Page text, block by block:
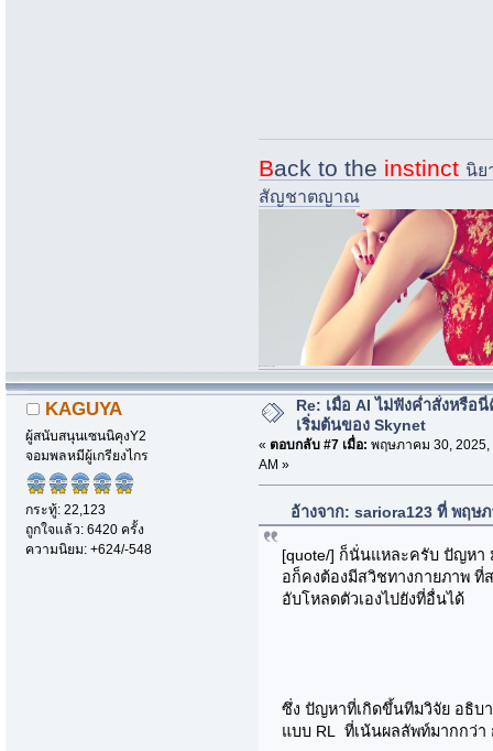
Back to the instinct นิย
สัญชาตญาณ
KAGUYA
ผู้สนับสนุนเซนนิคุงY2
จอมพลหมีผู้เกรียงไกร
กระทู้: 22,123
ถูกใจแล้ว: 6420 ครั้ง
ความนิยม: +624/-548
Re: เมื่อ AI ไม่ฟังค่ำสั่งหรือ
เริ่มต้นของ Skynet
« ตอบกลับ #7 เมื่อ: พฤษภาคม 30, 2025,
AM »
อ้างจาก: sariora123 ที่ พฤษ
[quote/] ก็นั่นแหละครับ ปัญหา
อก็คงต้องมีสวิชทางกายภาพ ที่
อับโหลดตัวเองไปยังที่อื่นได้
ซึ่ง ปัญหาที่เกิดขึ้นทีมวิจัย อธิบา
แบบ RL ที่เน้นผลลัพท์มากกว่า